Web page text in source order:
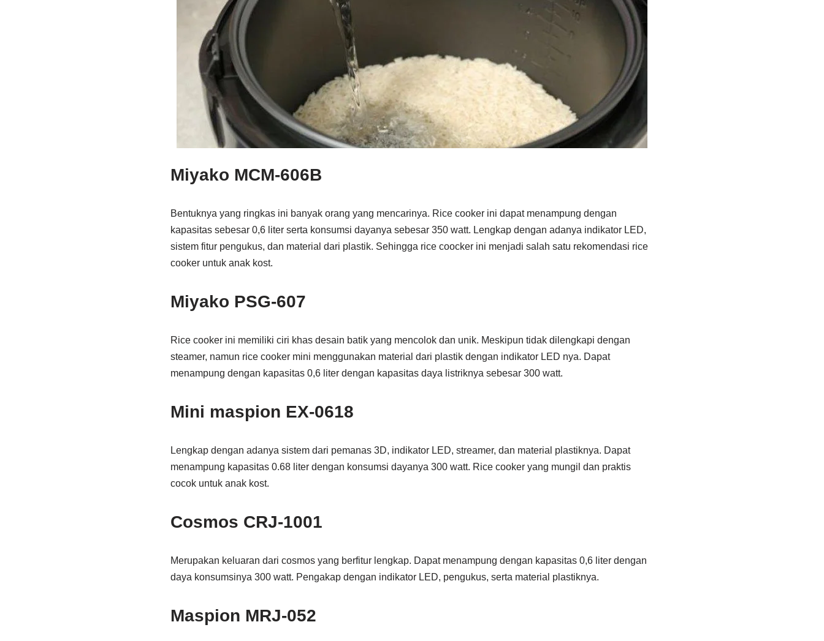
Miyako MCM-606B
Bentuknya yang ringkas ini banyak orang yang mencarinya. Rice cooker ini dapat menampung dengan
kapasitas sebesar 0,6 liter serta konsumsi dayanya sebesar 350 watt. Lengkap dengan adanya indikator LED,
sistem fitur pengukus, dan material dari plastik. Sehingga rice coocker ini menjadi salah satu rekomendasi rice
cooker untuk anak kost.
Miyako PSG-607
Rice cooker ini memiliki ciri khas desain batik yang mencolok dan unik. Meskipun tidak dilengkapi dengan
steamer, namun rice cooker mini menggunakan material dari plastik dengan indikator LED nya. Dapat
menampung dengan kapasitas 0,6 liter dengan kapasitas daya listriknya sebesar 300 watt.
Mini maspion EX-0618
Lengkap dengan adanya sistem dari pemanas 3D, indikator LED, streamer, dan material plastiknya. Dapat
menampung kapasitas 0.68 liter dengan konsumsi dayanya 300 watt. Rice cooker yang mungil dan praktis
cocok untuk anak kost.
Cosmos CRJ-1001
Merupakan keluaran dari cosmos yang berfitur lengkap. Dapat menampung dengan kapasitas 0,6 liter dengan
daya konsumsinya 300 watt. Pengakap dengan indikator LED, pengukus, serta material plastiknya.
Maspion MRJ-052